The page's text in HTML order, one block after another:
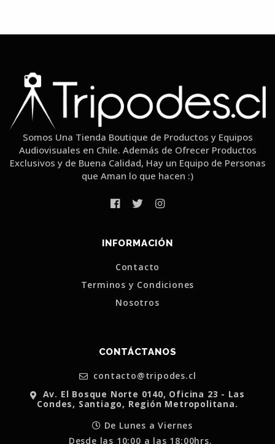
Somos Una Tienda Boutique de Productos y Equipos
Audiovisuales en Chile. Además de Ofrecer Productos
Exclusivos y de Buena Calidad, Hay un Equipo de Personas
que Aman lo que hacen :)
INFORMACIÓN
Contacto
Terminos y Condiciones
Nosotros
CONTÁCTANOS
contacto@tripodes.cl
Av. El Bosque Norte 0140, Oficina 23 - Las
Condes, Santiago, Región Metropolitana.
De Lunes a Viernes
Desde las 10:00 a las 18:00hrs.